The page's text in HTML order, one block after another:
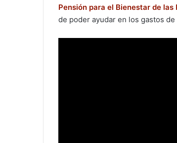
Pensión para el Bienestar de
de poder ayudar en los gastos de